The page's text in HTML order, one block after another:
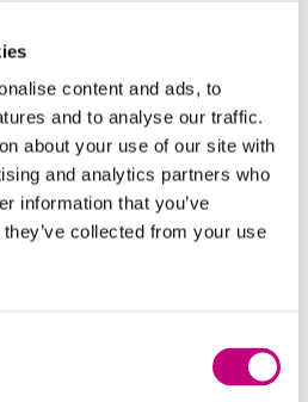
content and ads, to
and to analyse our traffic.
about your use of our site with
and analytics partners who
information that you’ve
collected from your use
met cadeaubonnen voor de